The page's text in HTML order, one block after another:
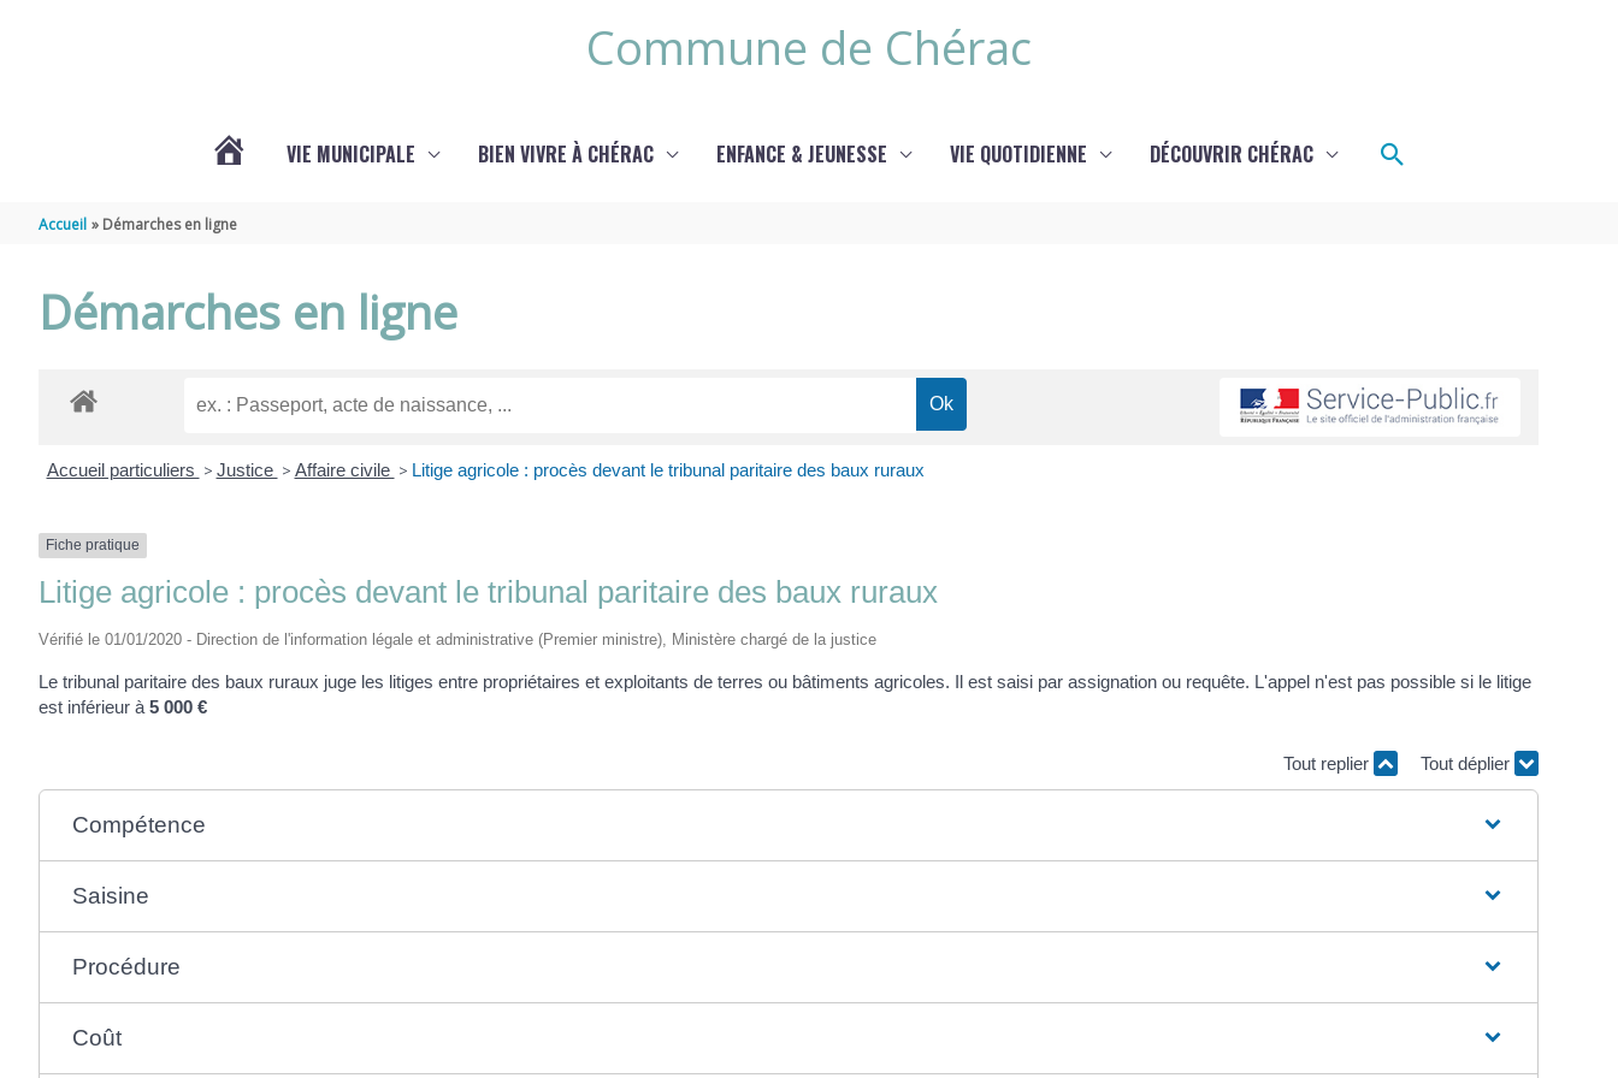
Commune de Chérac
VIE MUNICIPALE BIEN VIVRE À CHÉRAC ENFANCE & JEUNESSE VIE QUOTIDIENNE DÉCOUVRIR CHÉRAC Rechercher
Accueil Démarches en ligne
Démarches en ligne
Accueil particuliers > Justice > Affaire civile > Litige agricole : procès devant le tribunal paritaire des baux ruraux
Fiche pratique
Litige agricole : procès devant le tribunal paritaire des baux ruraux
Vérifié le 01/01/2020 - Direction de l'information légale et administrative (Premier ministre), Ministère chargé de la justice
Le tribunal paritaire des baux ruraux juge les litiges entre propriétaires et exploitants de terres ou bâtiments agricoles. Il est saisi par assignation ou requête. L'appel n'est pas possible si le litige
est inférieur à 5 000 €
Tout replier Tout déplier
Compétence
Saisine
Procédure
Coût